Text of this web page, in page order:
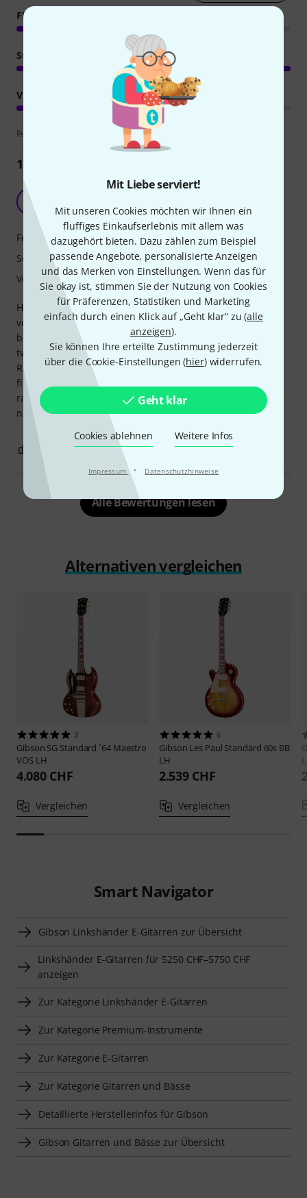
Mit Liebe serviert!
Mit unseren Cookies möchten wir Ihnen ein
fluffiges Einkaufserlebnis mit allem was
dazugehört bieten. Dazu zählen zum Beispiel
passende Angebote, personalisierte Anzeigen
und das Merken von Einstellungen. Wenn das für
Sie okay ist, stimmen Sie der Nutzung von Cookies
für Präferenzen, Statistiken und Marketing
einfach durch einen Klick auf „Geht klar“ zu (alle
anzeigen).
Sie können Ihre erteilte Zustimmung jederzeit
über die Cookie-Einstellungen (hier) widerrufen.
Geht klar
Cookies ablehnen Weitere Infos
Impressum · Datenschutzhinweise
FEATURES
SOUND
VERARBEITUNG
Bewertungsrichtlinien
1
MF Twang auf Steroiden
Martin F. 139 04.12.2024
Habe die Paula mit meiner R9 und R7 Black Beauty
verglichen. Was soll ich sagen? Ich bin
begeistert.Überraschend klar und clean, fast schon Tele
twangig.Der Hals ist super komfortabel, wobei ich den
R9(etwas dicker) ein wenig besser für mich
finde.Verarbeitung soweit top, ABER der Toggle Switch
rastet in Rythmposition nicht ganz ein.Das stört mich aber
nicht weiter.
Features
Sound
Verarbeitung
0 BEWERTUNG MELDEN
Alle Bewertungen lesen
Alternativen vergleichen
2
Gibson SG Standard ´64 Maestro
VOS LH
4.080 CHF
Vergleichen
6
Gibson Les Paul Standard 60s BB
LH
2.539 CHF
Vergleichen
Smart Navigator
Gibson Linkshänder E-Gitarren zur Übersicht
Linkshänder E-Gitarren für 5250 CHF–5750 CHF
anzeigen
Zur Kategorie Linkshänder E-Gitarren
Zur Kategorie Premium-Instrumente
Zur Kategorie E-Gitarren
Zur Kategorie Gitarren und Bässe
Detaillierte Herstellerinfos für Gibson
Gibson Gitarren und Bässe zur Übersicht